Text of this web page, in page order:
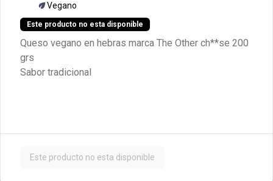
PASSATA DI POMODORO
TOSTANI
PASSATA DI POMODORO MARCA
Vegano
Este producto no esta disponible
Queso vegano en hebras marca The Other ch**se 200
grs
Sabor tradicional
Este producto no esta disponible